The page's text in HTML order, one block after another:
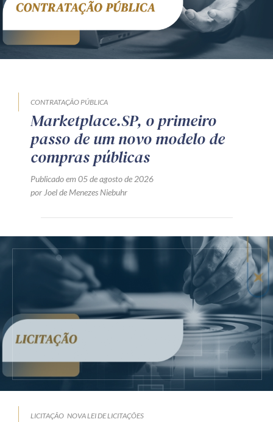
CONTRATAÇÃO PÚBLICA
Marketplace.SP, o primeiro
passo de um novo modelo de
compras públicas
Publicado em 05 de agosto de 2026
por Joel de Menezes Niebuhr
LICITAÇÃO NOVA LEI DE LICITAÇÕES